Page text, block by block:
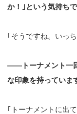
か！｣という気持ち
｢そうですね。いっ
――トーナメント一
な印象を持っていま
｢トーナメントに出